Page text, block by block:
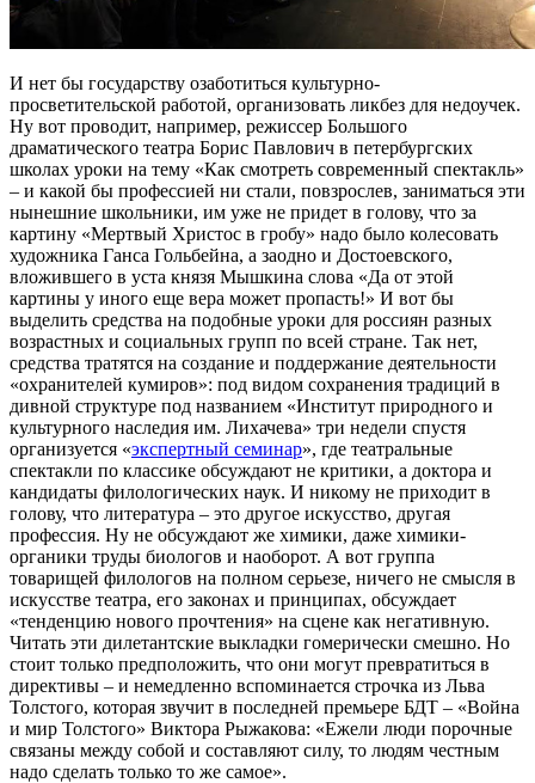
И нет бы государству озаботиться культурно-
просветительской работой, организовать ликбез для недоучек.
Ну вот проводит, например, режиссер Большого
драматического театра Борис Павлович в петербургских
школах уроки на тему «Как смотреть современный спектакль»
– и какой бы профессией ни стали, повзрослев, заниматься эти
нынешние школьники, им уже не придет в голову, что за
картину «Мертвый Христос в гробу» надо было колесовать
художника Ганса Гольбейна, а заодно и Достоевского,
вложившего в уста князя Мышкина слова «Да от этой
картины у иного еще вера может пропасть!» И вот бы
выделить средства на подобные уроки для россиян разных
возрастных и социальных групп по всей стране. Так нет,
средства тратятся на создание и поддержание деятельности
«охранителей кумиров»: под видом сохранения традиций в
дивной структуре под названием «Институт природного и
культурного наследия им. Лихачева» три недели спустя
организуется «экспертный семинар», где театральные
спектакли по классике обсуждают не критики, а доктора и
кандидаты филологических наук. И никому не приходит в
голову, что литература – это другое искусство, другая
профессия. Ну не обсуждают же химики, даже химики-
органики труды биологов и наоборот. А вот группа
товарищей филологов на полном серьезе, ничего не смысля в
искусстве театра, его законах и принципах, обсуждает
«тенденцию нового прочтения» на сцене как негативную.
Читать эти дилетантские выкладки гомерически смешно. Но
стоит только предположить, что они могут превратиться в
директивы – и немедленно вспоминается строчка из Льва
Толстого, которая звучит в последней премьере БДТ – «Война
и мир Толстого» Виктора Рыжакова: «Ежели люди порочные
связаны между собой и составляют силу, то людям честным
надо сделать только то же самое».